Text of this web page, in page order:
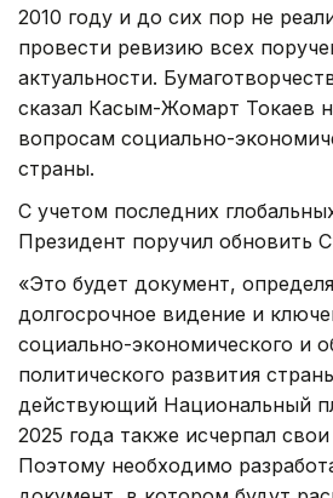
2010 году и до сих пор не
провести ревизию всех
актуальности.
сказал Касым-Жомарт Токаев
вопросам социально-
страны.
С учетом последних
Президент поручил обновить
«Это будет документ,
долгосрочное видение и
социально-экономического и
политического развития
действующий Национальный
2025 года также исчерпал
Поэтому необходимо